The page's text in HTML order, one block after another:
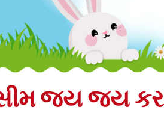
જય જય કર